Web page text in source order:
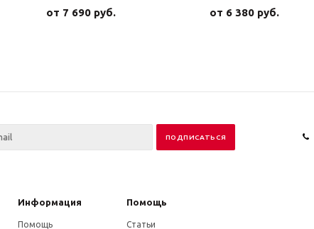
от 7 690 руб. от 6 380 руб.
Информация Помощь
Помощь Статьи